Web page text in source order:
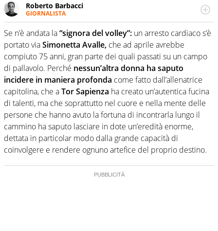
Roberto Barbacci
GIORNALISTA
Giornalista (pubblicista) sportivo a tutto campo, è il
tuttologo di Virgilio Sport. Provate a chiedergli di boxe, di
scherma, di volley o di curling: ve ne farà innamorare
Se n’è andata la“signora del volley”: un arresto cardiaco s’è
portato viaSimonetta Avalle, che ad aprile avrebbe
compiuto 75 anni, gran parte dei quali passati su un campo
di pallavolo. Perché nessun’altra donna ha saputo
incidere in maniera profonda come fatto dall’allenatrice
capitolina, che aTor Sapienza ha creato un’autentica fucina
di talenti, ma che soprattutto nel cuore e nella mente delle
persone che hanno avuto la fortuna di incontrarla lungo il
cammino ha saputo lasciare in dote un’eredità enorme,
dettata in particolar modo dalla grande capacità di
coinvolgere e rendere ognuno artefice del proprio destino.